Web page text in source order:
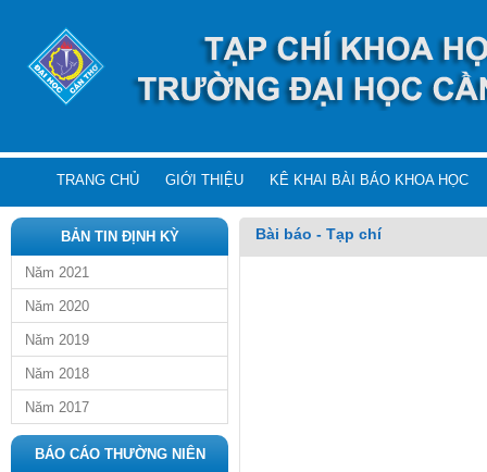
TRANG CHỦ GIỚI THIỆU KÊ KHAI BÀI BÁO KHOA HỌC
BẢN TIN ĐỊNH KỲ
Năm 2021
Năm 2020
Năm 2019
Năm 2018
Năm 2017
BÁO CÁO THƯỜNG NIÊN
Bài báo - Tạp chí